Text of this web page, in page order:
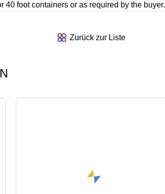
40 foot containers or as required by the buyer.
Zurück zur Liste